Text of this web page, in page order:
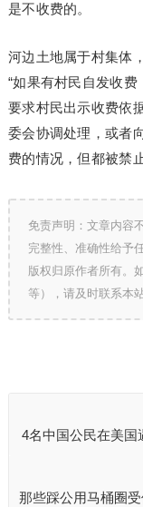
是不收费的。
河边土地属于村集体
“如果有村民自发收
要求村民出示收费依
委会协调处理，或者
费的情况，但都被禁
免责声明：文章内容
完整性、准确性给予
版权归原作者所有。
等），请及时联系本
4名中国公民在美国
那些踩公用马桶圈